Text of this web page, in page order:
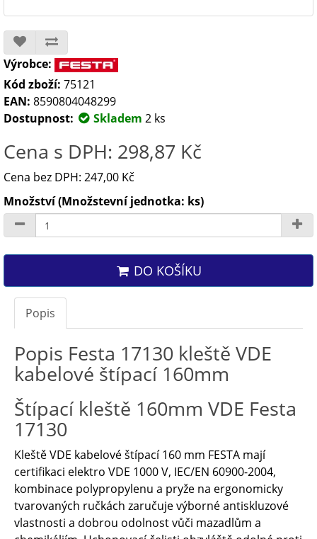
Výrobce:
Kód zboží: 75121
EAN: 8590804048299
Dostupnost:
Skladem 2 ks
Cena s DPH: 298,87 Kč
Cena bez DPH: 247,00 Kč
Množství (Množstevní jednotka: ks)
DO KOŠÍKU
Popis
Popis Festa 17130 kleště VDE
kabelové štípací 160mm
Štípací kleště 160mm VDE Festa
17130
Kleště VDE kabelové štípací 160 mm FESTA mají
certifikaci elektro VDE 1000 V, IEC/EN 60900-2004,
kombinace polypropylenu a pryže na ergonomicky
tvarovaných ručkách zaručuje výborné antiskluzové
vlastnosti a dobrou odolnost vůči mazadlům a